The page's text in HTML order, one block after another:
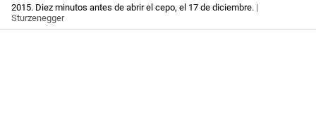
2015. Diez minutos antes de abrir el cepo, el 17 de diciembre. |
Sturzenegger